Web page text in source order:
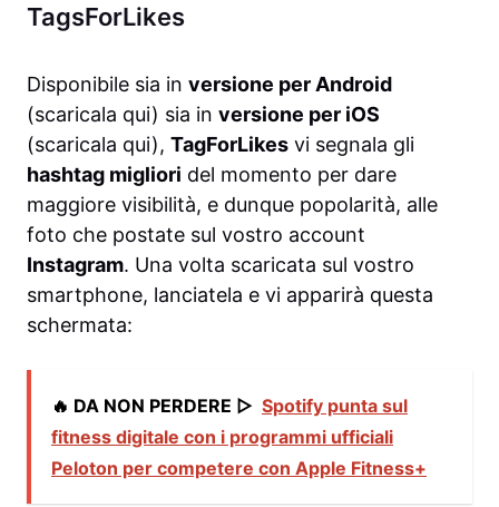
TagsForLikes
Disponibile sia in versione per Android
(scaricala qui) sia in versione per iOS
(scaricala qui), TagForLikes vi segnala gli
hashtag migliori del momento per dare
maggiore visibilità, e dunque popolarità, alle
foto che postate sul vostro account
Instagram. Una volta scaricata sul vostro
smartphone, lanciatela e vi apparirà questa
schermata:
🔥 DA NON PERDERE ▷ Spotify punta sul
fitness digitale con i programmi ufficiali
Peloton per competere con Apple Fitness+